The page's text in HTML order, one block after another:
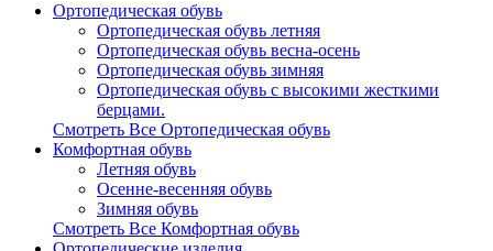
Ортопедическая обувь
Ортопедическая обувь летняя
Ортопедическая обувь весна-осень
Ортопедическая обувь зимняя
Ортопедическая обувь с высокими жесткими
берцами.
Смотреть Все Ортопедическая обувь
Комфортная обувь
Летняя обувь
Осенне-весенняя обувь
Зимняя обувь
Смотреть Все Комфортная обувь